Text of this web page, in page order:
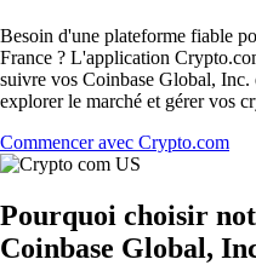
Besoin d'une plateforme fiable
France ? L'application
suivre vos Coinbase Global,
explorer le marché et gérer vos
Commencer avec Crypto.com
Pourquoi choisir
Coinbase Global,